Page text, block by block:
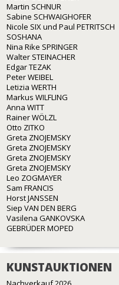
Martin SCHNUR
Sabine SCHWAIGHOFER
Nicole SIX und Paul PETRITSCH
SOSHANA
Nina Rike SPRINGER
Walter STEINACHER
Edgar TEZAK
Peter WEIBEL
Letizia WERTH
Markus WILFLING
Anna WITT
Rainer WÖLZL
Otto ZITKO
Greta ZNOJEMSKY
Greta ZNOJEMSKY
Greta ZNOJEMSKY
Greta ZNOJEMSKY
Leo ZOGMAYER
Sam FRANCIS
Horst JANSSEN
Siep VAN DEN BERG
Vasilena GANKOVSKA
GEBRÜDER MOPED
KUNSTAUKTIONEN